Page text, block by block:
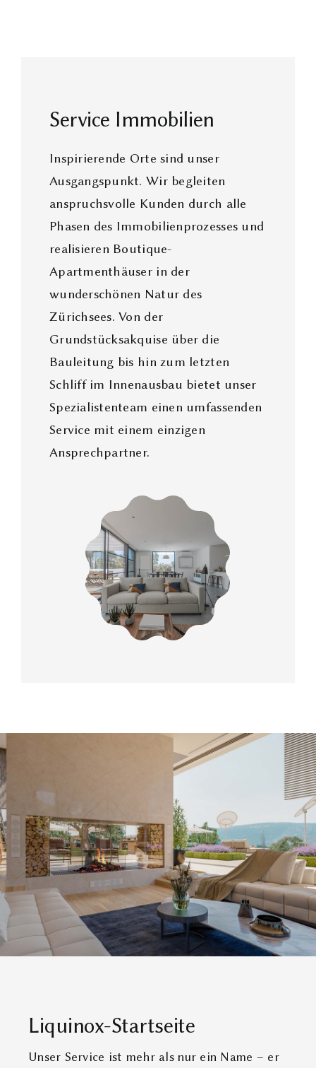
Service Immobilien
Inspirierende Orte sind unser
Ausgangspunkt. Wir begleiten
anspruchsvolle Kunden durch alle
Phasen des Immobilienprozesses und
realisieren Boutique-
Apartmenthäuser in der
wunderschönen Natur des
Zürichsees. Von der
Grundstücksakquise über die
Bauleitung bis hin zum letzten
Schliff im Innenausbau bietet unser
Spezialistenteam einen umfassenden
Service mit einem einzigen
Ansprechpartner.
Liquinox-Startseite
Unser Service ist mehr als nur ein Name – er